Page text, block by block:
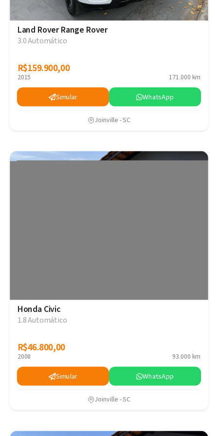
Land Rover Range Rover
3.0 Automático
R$159.900,00
R$159.900,00
2015 171.000 km
Simular WhatsApp
Joinville - SC
Honda Civic
1.8 Automático
R$46.800,00
R$46.800,00
2008 93.000 km
Simular WhatsApp
Joinville - SC